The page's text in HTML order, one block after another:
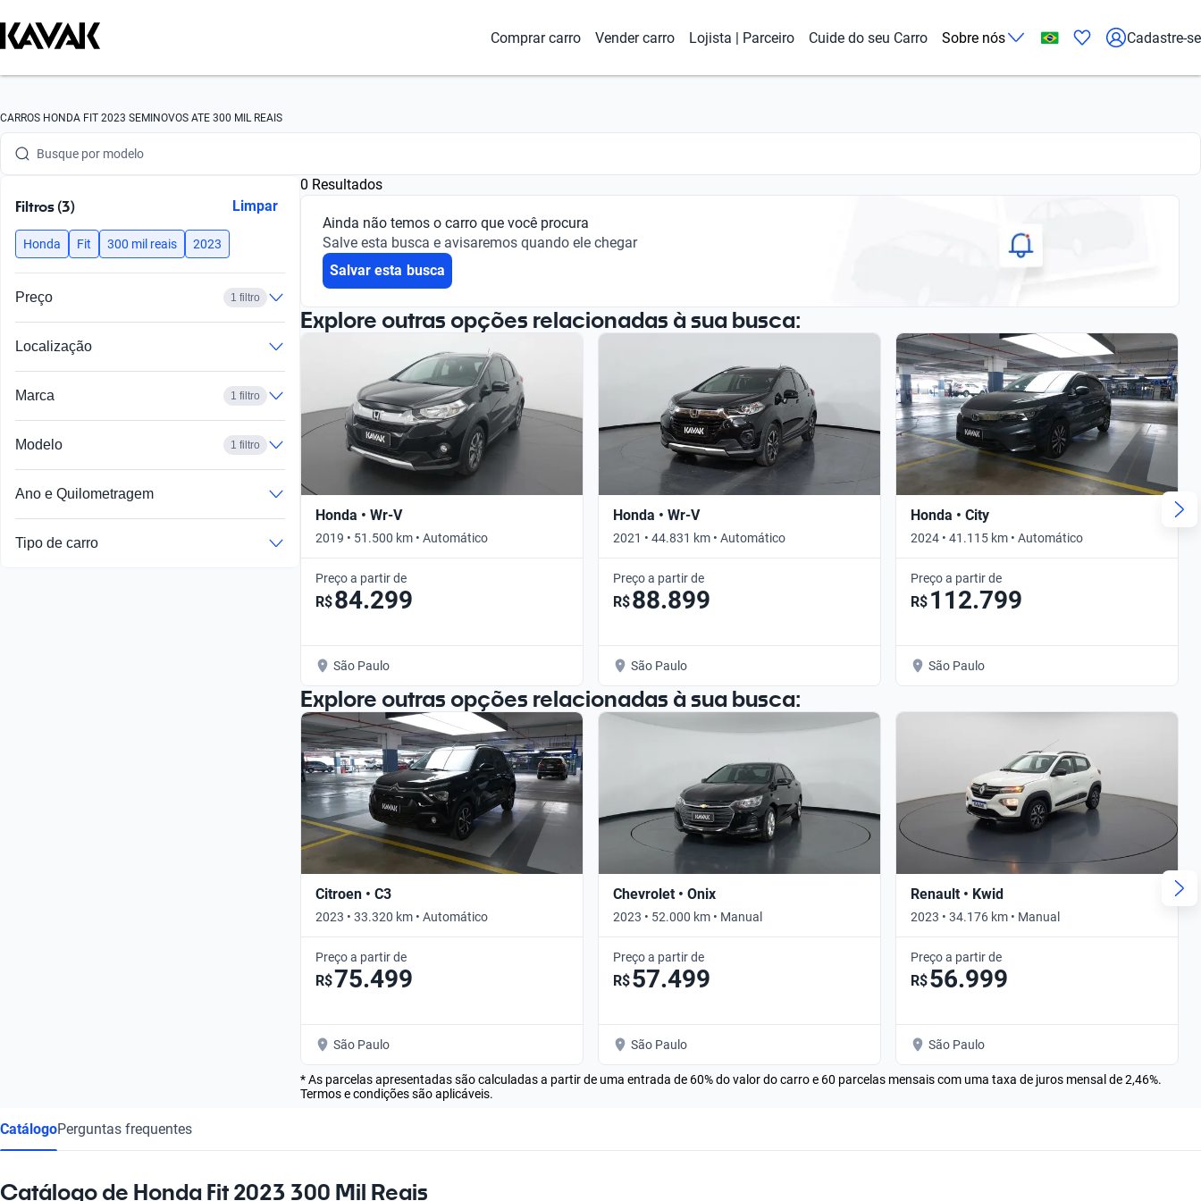
Comprar carro Vender carro Lojista | Parceiro Cuide do seu Carro Sobre nós Cadastre-se
CARROS HONDA FIT 2023 SEMINOVOS ATE 300 MIL REAIS
Busque por marca
Busque por modelo
Busque por ano
Busque por marca
Busque por versão
Busque por ano
Filtros (3) Limpar
Honda Fit 300 mil reais 2023
Preço 1 filtro
Localização
Marca 1 filtro
Modelo 1 filtro
Ano e Quilometragem
Tipo de carro
0 Resultados
Ainda não temos o carro que você procura
Salve esta busca e avisaremos quando ele chegar
Salvar esta busca
Explore outras opções relacionadas à sua busca:
Honda • Wr-V
2019 • 51.500 km • Automático
Preço a partir de
R$84.299
São Paulo
Honda • Wr-V
2021 • 44.831 km • Automático
Preço a partir de
R$88.899
São Paulo
Honda • City
2024 • 41.115 km • Automático
Preço a partir de
R$ 112.799
São Paulo
Explore outras opções relacionadas à sua busca:
Citroen • C3
2023 • 33.320 km • Automático
Preço a partir de
R$75.499
São Paulo
Chevrolet • Onix
2023 • 52.000 km • Manual
Preço a partir de
R$57.499
São Paulo
Renault • Kwid
2023 • 34.176 km • Manual
Preço a partir de
R$56.999
São Paulo
* As parcelas apresentadas são calculadas a partir de uma entrada de 60% do valor do carro e 60 parcelas mensais com uma taxa de juros mensal de 2,46%.
Termos e condições são aplicáveis.
CatálogoPerguntas frequentes
Catálogo de Honda Fit 2023 300 Mil Reais